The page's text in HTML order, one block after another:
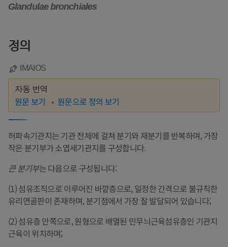
Glandulae bronchiales
정의
IMAIOS
자동 번역
원문 보기 원문으로 정의 보기
허파속기관지는 기관 전체에 걸쳐 분기와 재분기를 반복하며, 가장
작은 분기부가 소엽세기관지를 구성합니다.
큰 분기부는 다음으로 구성됩니다:
(1) 섬유조직으로 이루어진 바깥층으로, 일정한 간격으로 불규칙한
유리연골판이 존재하며, 분기점에서 가장 잘 발달되어 있습니다;
(2) 섬유층 안쪽으로, 원형으로 배열된 민무늬근육섬유층인 기관지
근육이 위치하며;